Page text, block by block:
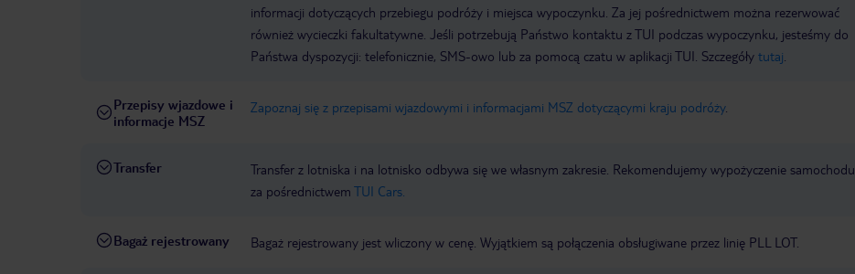
informacji dotyczących przebiegu podróży i miejsca wypoczynku. Za jej pośrednictwem można rezerwować
również wycieczki fakultatywne. Jeśli potrzebują Państwo kontaktu z TUI podczas wypoczynku, jesteśmy do
Państwa dyspozycji: telefonicznie, SMS-owo lub za pomocą czatu w aplikacji TUI. Szczegóły tutaj
Przepisy wjazdowe i
informacje MSZ
Zapoznaj się z przepisami wjazdowymi i informacjami MSZ dotyczącymi kraju podróży.
Transfer
Transfer z lotniska i na lotnisko odbywa się we własnym zakresie. Rekomendujemy wypożyczenie samochodu
za pośrednictwem TUI Cars.
Bagaż rejestrowany Bagaż rejestrowany jest wliczony w cenę. Wyjątkiem są połączenia obsługiwane przez linię PLL LOT.